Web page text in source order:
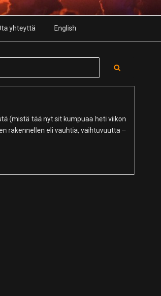
yhteyttä English
(mistä tää nyt sit kumpuaa heti viikon
rakennellen eli vauhtia, vaihtuvuutta –